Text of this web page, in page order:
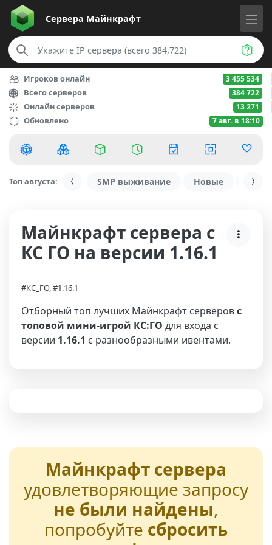
Сервера Майнкрафт
Игроков онлайн 3 455 534
Всего серверов 384 722
Онлайн серверов 13 271
Обновлено 7 авг. в 18:10
Топ августа: SMP выживание Новые С
Майнкрафт сервера с
КС ГО на версии 1.16.1
#КС_ГО, #1.16.1
Отборный топ лучших Майнкрафт серверовс
топовой мини-игрой КС:ГО для входа с
версии 1.16.1 с разнообразными ивентами.
Майнкрафт сервера
удовлетворяющие запросу
не были найдены,
попробуйте сбросить